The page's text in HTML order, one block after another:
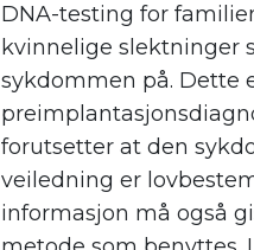
DNA-testing for
kvinnelige slektninger
sykdommen på. Dette
forutsetter at den
veiledning er
informasjon må også